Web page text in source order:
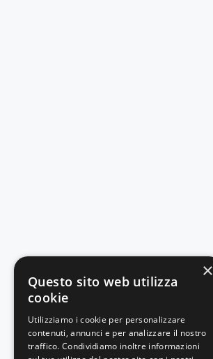
×
Questo sito web utilizza
cookie
Utilizziamo i cookie per personalizzare
contenuti, annunci e per analizzare il nostro
traffico. Condividiamo inoltre informazioni